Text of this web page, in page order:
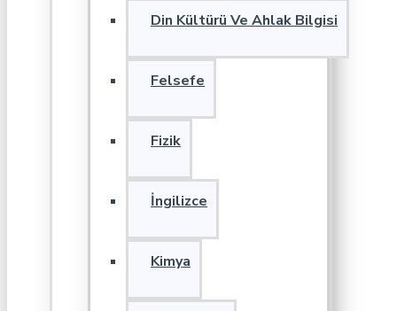
Din Kültürü Ve Ahlak Bilgisi
Felsefe
Fizik
İngilizce
Kimya